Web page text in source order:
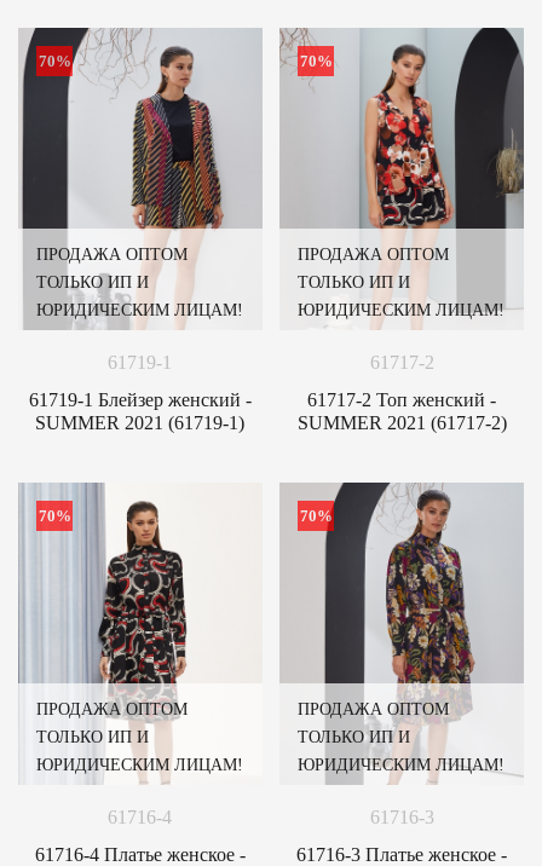
70%
ПРОДАЖА ОПТОМ
ТОЛЬКО ИП И
ЮРИДИЧЕСКИМ ЛИЦАМ!
61719-1
61719-1 Блейзер женский -
SUMMER 2021 (61719-1)
70%
ПРОДАЖА ОПТОМ
ТОЛЬКО ИП И
ЮРИДИЧЕСКИМ ЛИЦАМ!
61717-2
61717-2 Топ женский -
SUMMER 2021 (61717-2)
70%
ПРОДАЖА ОПТОМ
ТОЛЬКО ИП И
ЮРИДИЧЕСКИМ ЛИЦАМ!
61716-4
61716-4 Платье женское -
70%
ПРОДАЖА ОПТОМ
ТОЛЬКО ИП И
ЮРИДИЧЕСКИМ ЛИЦАМ!
61716-3
61716-3 Платье женское -